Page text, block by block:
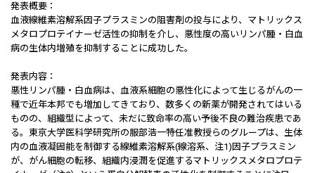
発表概要：
血液線維素溶解系因子プラスミンの阻害剤の投与により、マトリックス
メタロプロテイナーゼ活性の抑制を介し、悪性度の高いリンパ腫・白血
病の生体内増殖を抑制することに成功した。
発表内容：
悪性リンパ腫・白血病は、血液系細胞の悪性化によって生じるがんの一
種で近年本邦でも増加してきており、数多くの新薬が開発されてはいる
ものの、組織型によって、未だに致命率の高い予後不良の難治疾患であ
る。東京大学医科学研究所の服部浩一特任准教授らのグループは、生体
内の血液凝固能を制御する線維素溶解系(線溶系、注1)因子プラスミン
が、がん細胞の転移、組織内浸潤を促進するマトリックスメタロプロテ